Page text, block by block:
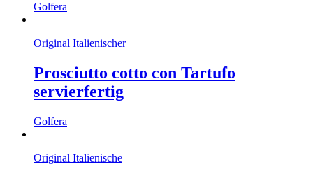
Golfera
Original Italienischer
Prosciutto cotto con Tartufo
servierfertig
Golfera
Original Italienische